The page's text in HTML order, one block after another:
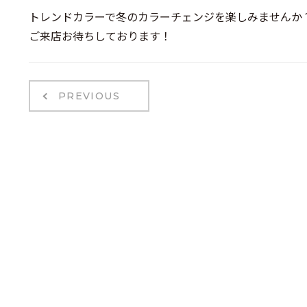
トレンドカラーで冬のカラーチェンジを楽しみませんか
ご来店お待ちしております！
PREVIOUS